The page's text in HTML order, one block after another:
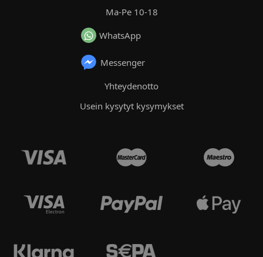
Ma-Pe 10-18
WhatsApp
Messenger
Yhteydenotto
Usein kysytyt kysymykset